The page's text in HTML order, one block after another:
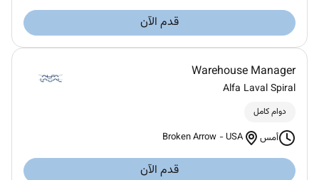
قدم الآن
Warehouse Manager
Alfa Laval Spiral
دوام كامل
أمس Broken Arrow -USA
قدم الآن